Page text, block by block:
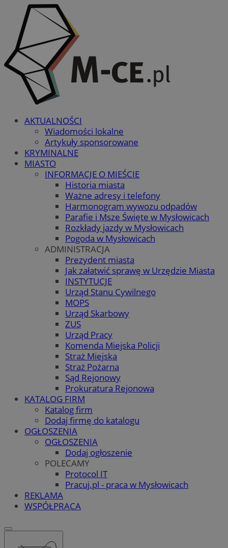
AKTUALNOŚCI
Wiadomości lokalne
Artykuły sponsorowane
KRYMINALNE
MIASTO
INFORMACJE O MIEŚCIE
Historia miasta
Ważne adresy i telefony
Harmonogram wywozu odpadów
Parafie i Msze Święte w Mysłowicach
Rozkłady jazdy w Mysłowicach
Pogoda w Mysłowicach
ADMINISTRACJA
Prezydent miasta
Jak załatwić sprawę w Urzędzie Miasta
INSTYTUCJE
Urząd Stanu Cywilnego
MOPS
Urząd Skarbowy
ZUS
Urząd Pracy
Komenda Miejska Policji
Straż Miejska
Straż Pożarna
Sąd Rejonowy
Prokuratura Rejonowa
KATALOG FIRM
Katalog firm
Dodaj firmę do katalogu
OGŁOSZENIA
OGŁOSZENIA
Dodaj ogłoszenie
POLECAMY
Protocol IT
Pracuj.pl - praca w Mysłowicach
REKLAMA
WSPÓŁPRACA